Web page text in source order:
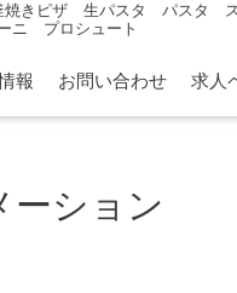
きピザ 生パスタ パスタ
ニ プロシュート
報 お問い合わせ 求人
ーション